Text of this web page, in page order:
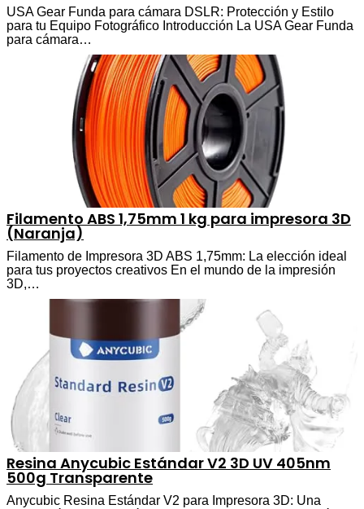
USA Gear Funda para cámara DSLR: Protección y Estilo
para tu Equipo Fotográfico Introducción La USA Gear Funda
para cámara…
Filamento ABS 1,75mm 1 kg para impresora 3D
(Naranja)
Filamento de Impresora 3D ABS 1,75mm: La elección ideal
para tus proyectos creativos En el mundo de la impresión
3D,…
Resina Anycubic Estándar V2 3D UV 405nm
500g Transparente
Anycubic Resina Estándar V2 para Impresora 3D: Una